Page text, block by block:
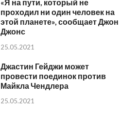
«Я на пути, который не
проходил ни один человек на
этой планете», сообщает Джон
Джонс
25.05.2021
Джастин Гейджи может
провести поединок против
Майкла Чендлера
25.05.2021